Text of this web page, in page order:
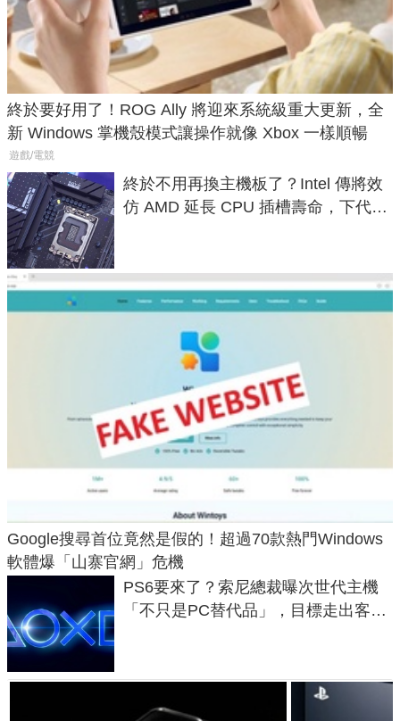
終於要好用了！ROG Ally 將迎來系統級重大更新，全
新 Windows 掌機殼模式讓操作就像 Xbox 一樣順暢
遊戲/電競
終於不用再換主機板了？Intel 傳將效
仿 AMD 延長 CPU 插槽壽命，下代
Google搜尋首位竟然是假的！超過70款熱門Windows
軟體爆「山寨官網」危機
PS6要來了？索尼總裁曝次世代主機
「不只是PC替代品」，目標走出客